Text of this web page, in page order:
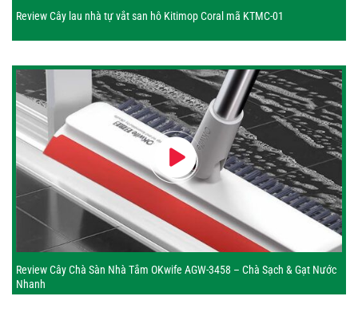
Review Cây lau nhà tự vắt san hô Kitimop Coral mã KTMC-01
Review Cây Chà Sàn Nhà Tắm OKwife AGW-3458 – Chà Sạch & Gạt Nước
Nhanh